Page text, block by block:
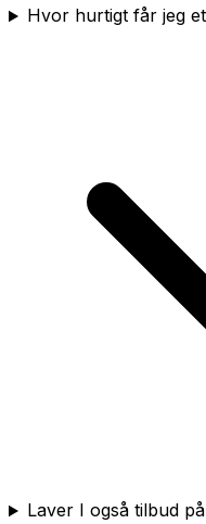
Hvor hurtigt får jeg
Laver I også tilbud